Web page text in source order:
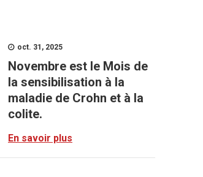
oct. 31, 2025
Novembre est le Mois de
la sensibilisation à la
maladie de Crohn et à la
colite.
En savoir plus